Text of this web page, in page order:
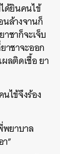
ด้ยินคนไข้
ล้างจานก็
ชาก็จะเจ็บ
าชาจะออก
ลติดเชื้อ ยา
ไข้จึงร้อง
พยาบาล
”